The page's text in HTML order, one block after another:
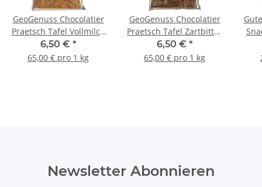
GeoGenuss Chocolatier
Praetsch Tafel Vollmilch
"Zarter Apfeltraum" á
100 g
6,50 € *
65,00 € pro 1 kg
GeoGenuss Chocolatier
Praetsch Tafel Zartbitter
"Zarter Apfeltraum" á
100 g
6,50 € *
65,00 € pro 1 kg
Newsletter Abonnieren